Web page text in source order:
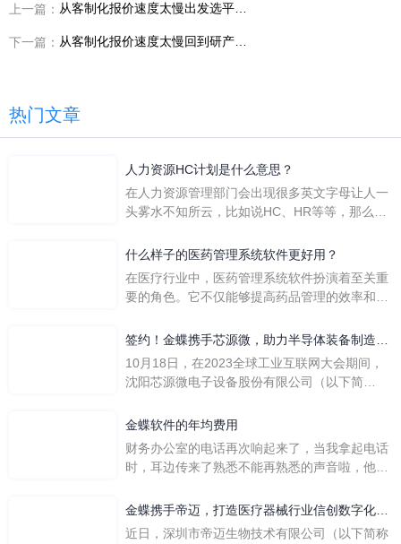
上一篇：
下一篇：
热门文章
人力资源HC计划是什么意思？
在人力资源管理部门会出现很多英文字母让人一
头雾水不知所云，比如说HC、HR等等，那么它
么呢？
什么样子的医药管理系统软件更好用？
在医疗行业中，医药管理系统软件扮演着至关重
要的角色。它不仅能够提高药品管理的效率和准
一个好用的医药管理系统软件应具备以下特点。
地进行操作。 复杂的
签约！金蝶携手芯源微，助力半导体装备制造领
先企业迈向世界
10月18日，在2023全球工业互联网大会期间，
沈阳芯源微电子设备股份有限公司（以下简
下简称“金蝶”）在辽宁沈阳签署战略合作协议。
营管控平台，从而实现公司产研一体化、业财一
体化，提升公司整体业务水平。
金蝶软件的年均费用
财务办公室的电话再次响起来了，当我拿起电话
时，耳边传来了熟悉不能再熟悉的声音啦，他就
软件过程中遇到任何问题，我都可以获得金蝶服
金蝶携手帝迈，打造医疗器械行业信创数字化标
杆
近日，深圳市帝迈生物技术有限公司（以下简称